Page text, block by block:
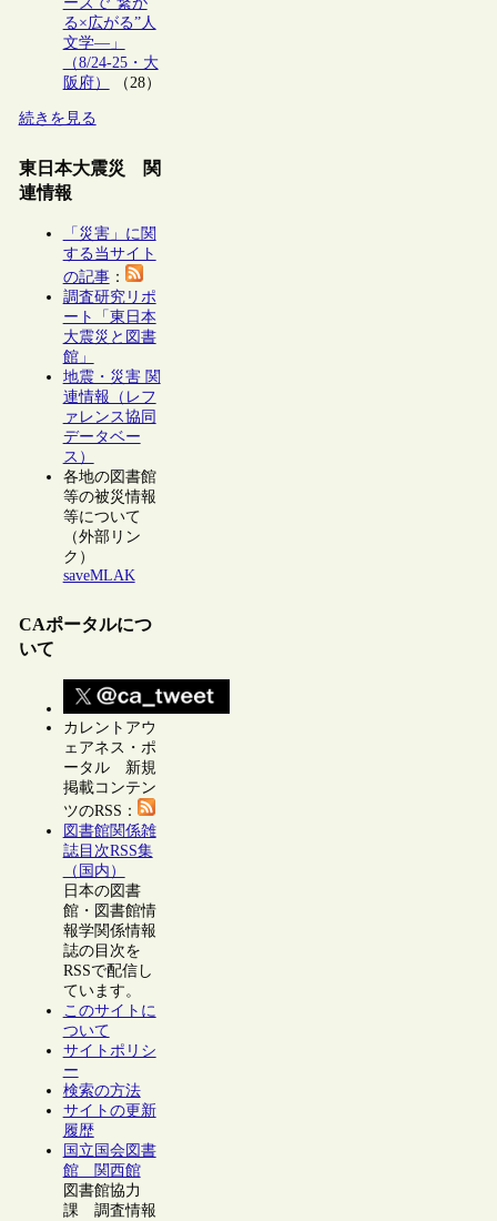
る×広がる”人
文学―」
（8/24-25・大
阪府）
（28）
続きを見る
東日本大震災 関
連情報
「災害」に関
する当サイト
の記事：
調査研究リポ
ート「東日本
大震災と図書
館」
地震・災害 関
連情報（レフ
ァレンス協同
データベー
ス）
各地の図書館
等の被災情報
等について
（外部リン
ク）
saveMLAK
CAポータルにつ
いて
カレントアウ
ェアネス・ポ
ータル 新規
掲載コンテン
ツのRSS：
図書館関係雑
誌目次RSS集
（国内）
日本の図書
館・図書館情
報学関係情報
誌の目次を
RSSで配信し
ています。
このサイトに
ついて
サイトポリシ
ー
検索の方法
サイトの更新
履歴
国立国会図書
館 関西館
図書館協力
課 調査情報